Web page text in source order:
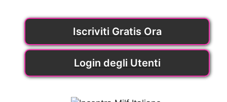
Iscriviti Gratis Ora
Login degli Utenti